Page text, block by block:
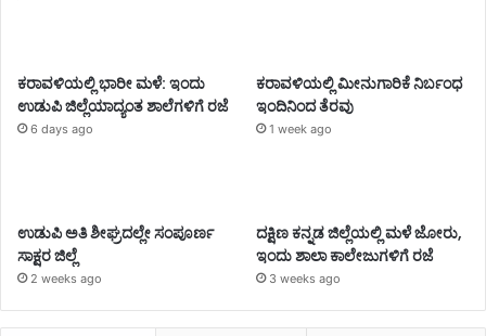
ಕರಾವಳಿಯಲ್ಲಿ ಭಾರೀ ಮಳೆ: ಇಂದು
ಉಡುಪಿ ಜಿಲ್ಲೆಯಾದ್ಯಂತ ಶಾಲೆಗಳಿಗೆ ರಜೆ
6 days ago
ಕರಾವಳಿಯಲ್ಲಿ ಮೀನುಗಾರಿಕೆ ನಿರ್ಬಂಧ
ಇಂದಿನಿಂದ ತೆರವು
1 week ago
ಉಡುಪಿ ಅತಿ ಶೀಘ್ರದಲ್ಲೇ ಸಂಪೂರ್ಣ
ಸಾಕ್ಷರ ಜಿಲ್ಲೆ
2 weeks ago
ದಕ್ಷಿಣ ಕನ್ನಡ ಜಿಲ್ಲೆಯಲ್ಲಿ ಮಳೆ ಜೋರು,
ಇಂದು ಶಾಲಾ ಕಾಲೇಜುಗಳಿಗೆ ರಜೆ
3 weeks ago